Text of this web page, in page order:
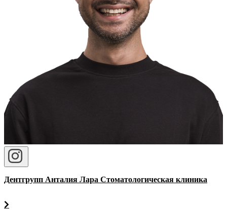
Дентгрупп Анталия Лара Стоматологическая клиника